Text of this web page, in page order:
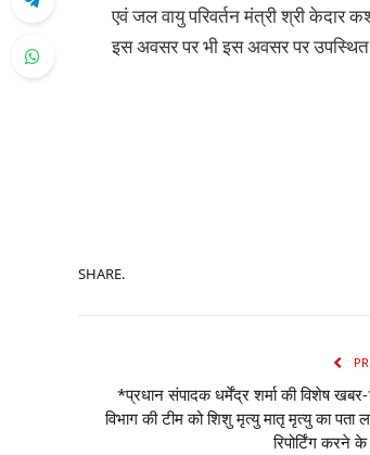
एवं जल वायु परिवर्तन मंत्री श्री केदार
इस अवसर पर भी इस अवसर पर
SHARE.
*प्रधान संपादक धर्मेंद्र शर्मा की विशेष
विभाग की टीम को शिशु मृत्यु मातृ मृत्यु का
रिपोर्टिंग करने